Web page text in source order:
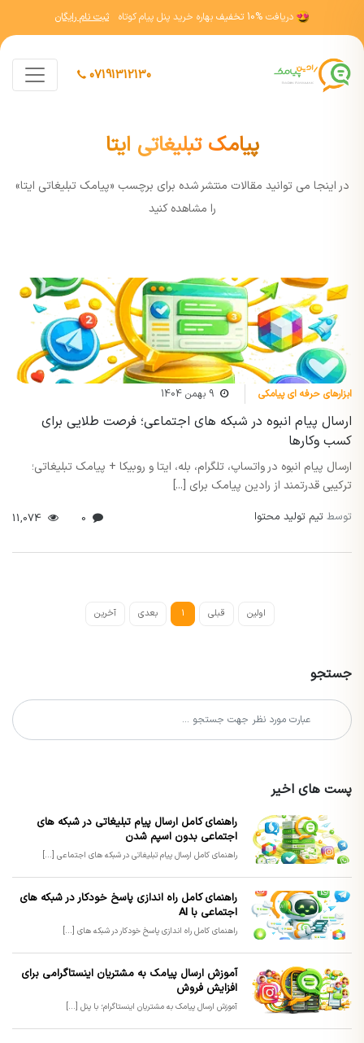
دریافت 10% تخفیف بهاره خرید پنل پیام کوتاه ثبت نام رایگان
07191312130
پیامک تبلیغاتی ایتا
در اينجا مي توانيد مقالات منتشر شده برای برچسب «پیامک تبلیغاتی ایتا»
را مشاهده کنيد
ابزارهای حرفه ای پیامکی 9 بهمن 1404
ارسال پیام انبوه در شبکه های اجتماعی؛ فرصت طلایی برای
کسب وکارها
ارسال پیام انبوه در واتساپ، تلگرام، بله، ایتا و روبیکا + پیامک تبلیغاتی؛
ترکیبی قدرتمند از رادین پیامک برای [...]
توسط تیم تولید محتوا
اولین قبلی 1 بعدی آخرین
جستجو
پست های اخیر
راهنمای کامل ارسال پیام تبلیغاتی در شبکه های
اجتماعی بدون اسپم شدن
راهنمای کامل ارسال پیام تبلیغاتی در شبکه های اجتماعی [...]
راهنمای کامل راه اندازی پاسخ خودکار در شبکه های
اجتماعی با AI
راهنمای کامل راه اندازی پاسخ خودکار در شبکه های [...]
آموزش ارسال پیامک به مشتریان اینستاگرامی برای
افزایش فروش
آموزش ارسال پیامک به مشتریان اینستاگرام؛ با پنل [...]